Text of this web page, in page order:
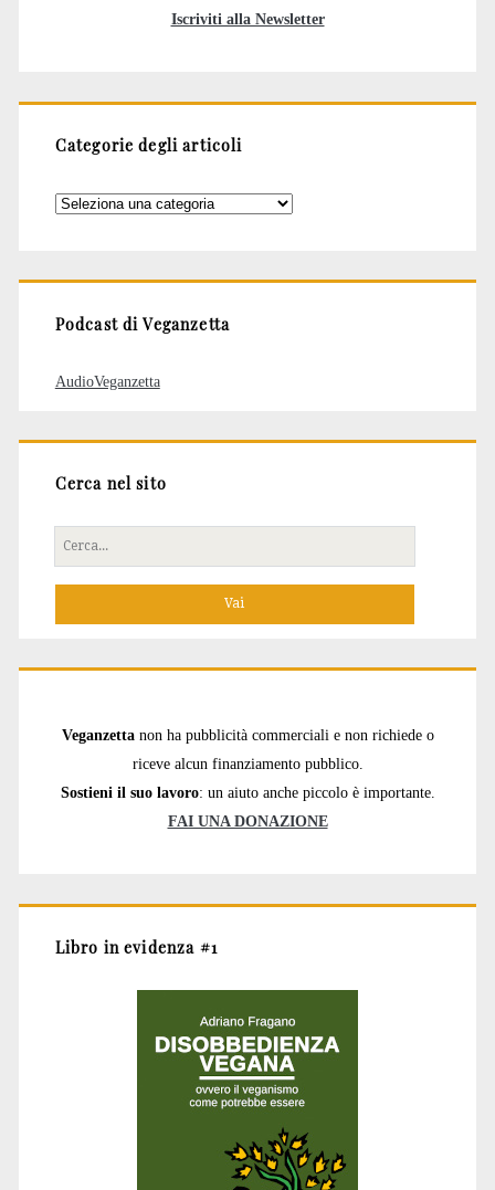
Iscriviti alla Newsletter
Categorie degli articoli
Categorie
Podcast di Veganzetta
AudioVeganzetta
Cerca nel sito
Cerca
per:
Veganzetta non ha pubblicità commerciali e non richiede o
riceve alcun finanziamento pubblico.
Sostieni il suo lavoro: un aiuto anche piccolo è importante.
FAI UNA DONAZIONE
Libro in evidenza #1